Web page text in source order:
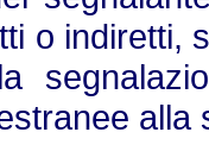
o indiretti,
alla